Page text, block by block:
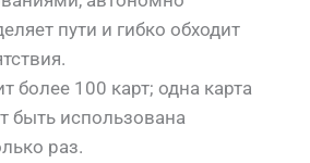
пути и гибко обходит
более 100 карт; одна карта
быть использована
раз.